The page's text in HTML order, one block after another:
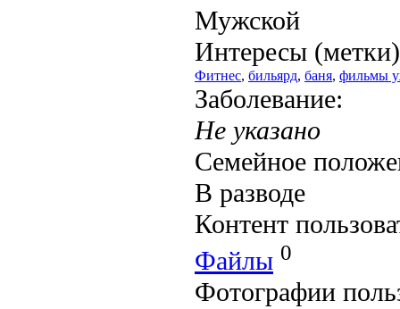
Мужской
Интересы
Фитнес, бильярд, баня, фильмы
Заболевание:
Не указано
Семейное
В разводе
Контент
Файлы 0
Фотографии